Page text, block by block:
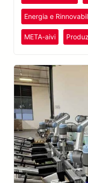
Energia e
META-aivi